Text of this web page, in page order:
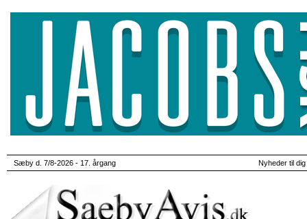
Sæby d. 7/8-2026 - 17. årgang Nyheder til